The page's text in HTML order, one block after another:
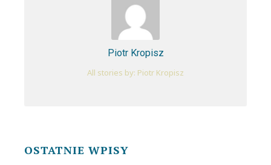
Piotr Kropisz
All stories by: Piotr Kropisz
OSTATNIE WPISY